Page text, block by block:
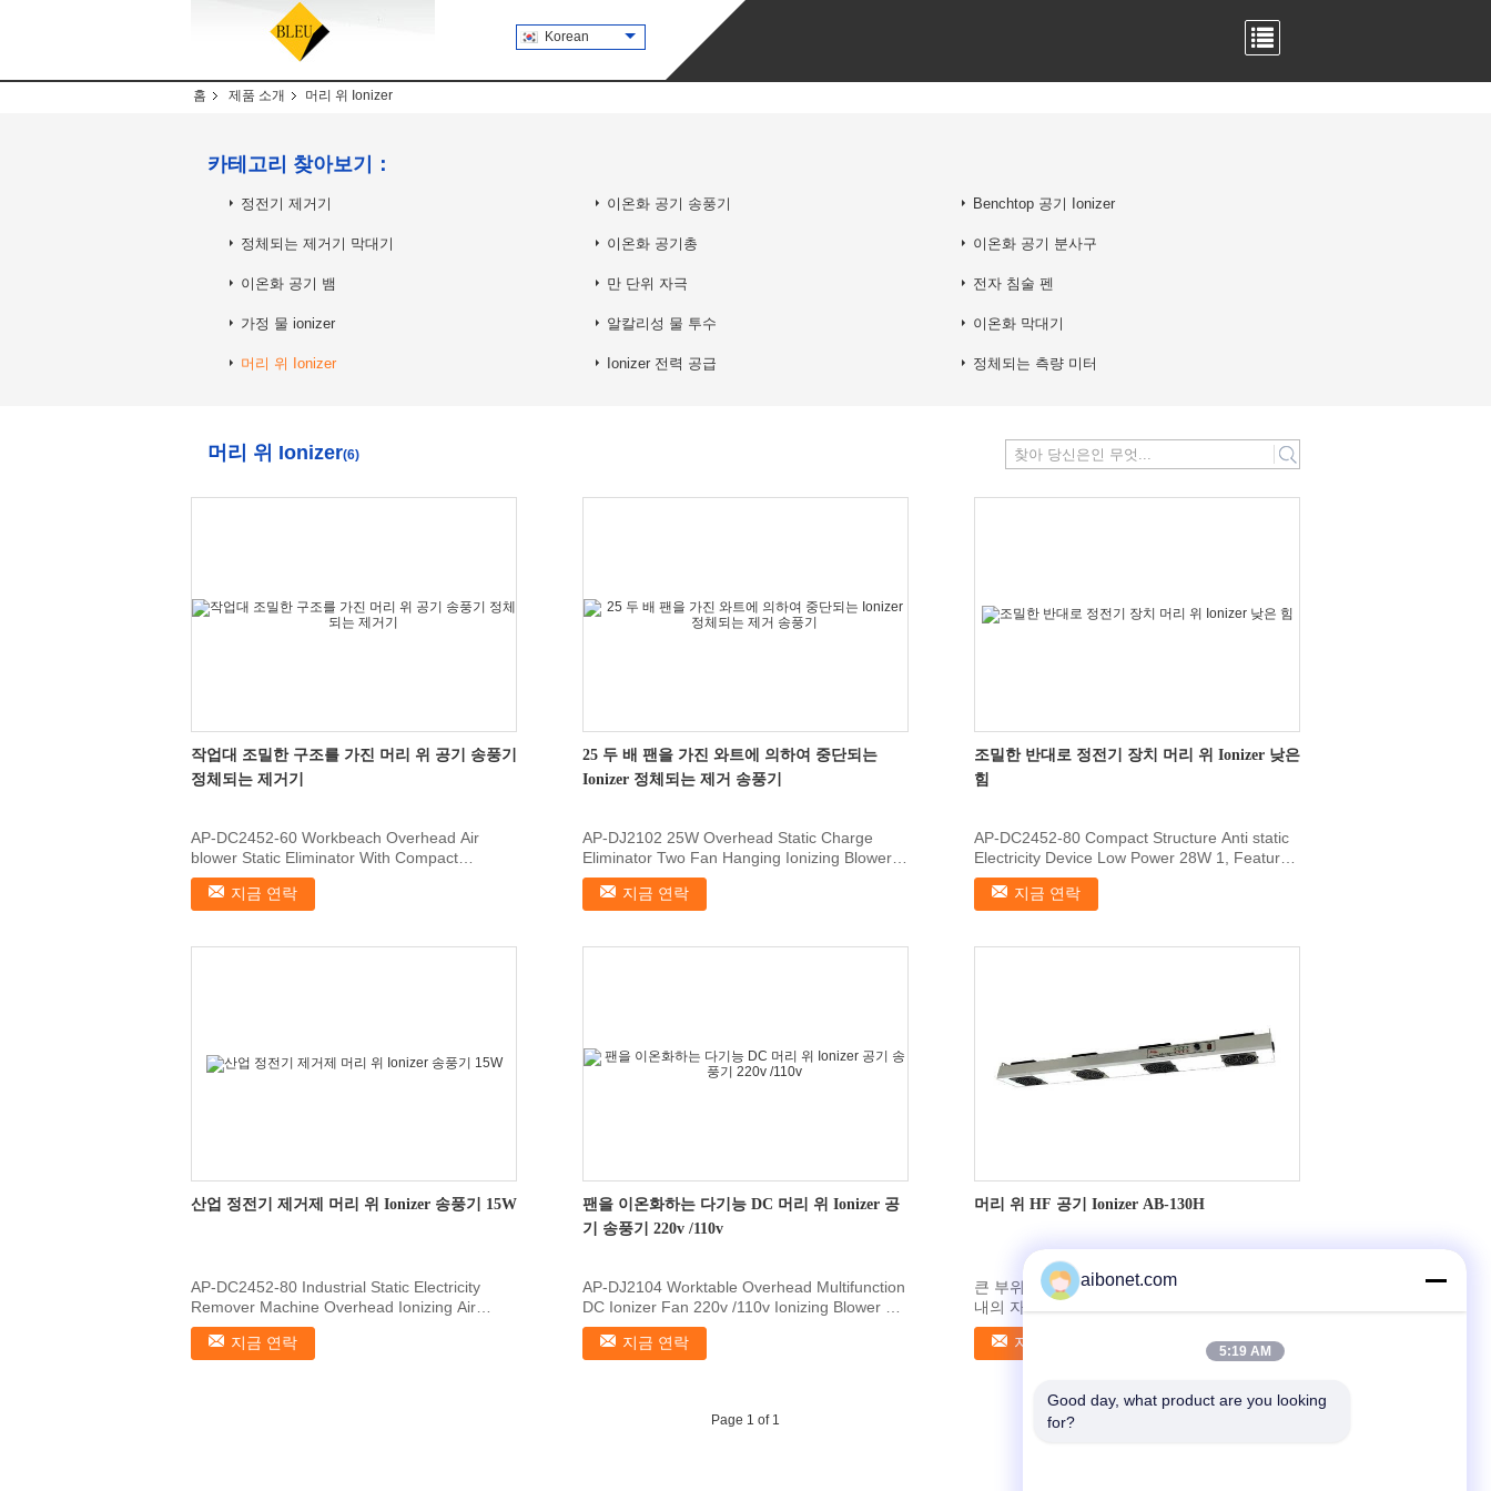
Korean
홈 제품 소개 머리 위 Ionizer
카테고리 찾아보기：
정전기 제거기 이온화 공기 송풍기 Benchtop 공기 Ionizer
정체되는 제거기 막대기 이온화 공기총 이온화 공기 분사구
이온화 공기 뱀 만 단위 자극 전자 침술 펜
가정 물 ionizer 알칼리성 물 투수 이온화 막대기
머리 위 Ionizer Ionizer 전력 공급 정체되는 측량 미터
머리 위 Ionizer(6) search
작업대 조밀한 구조를 가진 머리 위 공기 송풍기
정체되는 제거기
AP-DC2452-60 Workbeach Overhead Air
blower Static Eliminator With Compact
Structure 1, Features Fit ...
지금 연락
25 두 배 팬을 가진 와트에 의하여 중단되는
Ionizer 정체되는 제거 송풍기
AP-DJ2102 25W Overhead Static Charge
Eliminator Two Fan Hanging Ionizing Blower
1, Features AP...
지금 연락
조밀한 반대로 정전기 장치 머리 위 Ionizer 낮은
힘
AP-DC2452-80 Compact Structure Anti static
Electricity Device Low Power 28W 1, Features
Fit for ...
지금 연락
산업 정전기 제거제 머리 위 Ionizer 송풍기 15W
AP-DC2452-80 Industrial Static Electricity
Remover Machine Overhead Ionizing Air
Blower 1, Features ...
지금 연락
팬을 이온화하는 다기능 DC 머리 위 Ionizer 공
기 송풍기 220v /110v
AP-DJ2104 Worktable Overhead Multifunction
DC Ionizer Fan 220v /110v Ionizing Blower 1,
Features 1...
지금 연락
머리 위 HF 공기 Ionizer AB-130H
큰 부위의 이온화를 위해 적당한 â  . â   0±5V
내의 자동 이온 균형 체계. 이온화 표시등으로
갖춰진 â  와 HV 이상은 표시등을 경보합니다 â
  특별한 ...지금 연락
Page 1 of 1
aibonet.com
5:19 AM
Good day, what product are you looking
for?